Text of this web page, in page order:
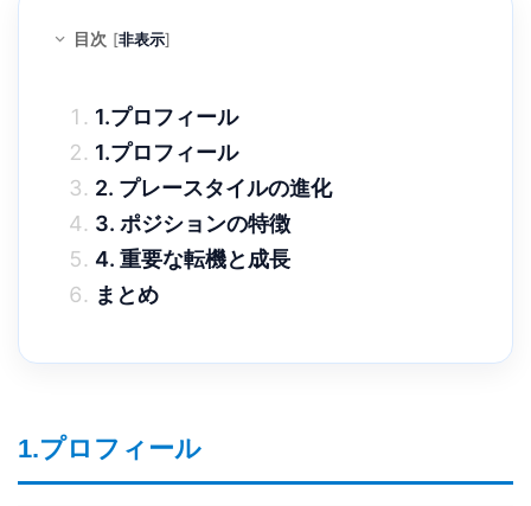
目次 [非表示]
1.プロフィール
1.プロフィール
2. プレースタイルの進化
3. ポジションの特徴
4. 重要な転機と成長
まとめ
1.プロフィール